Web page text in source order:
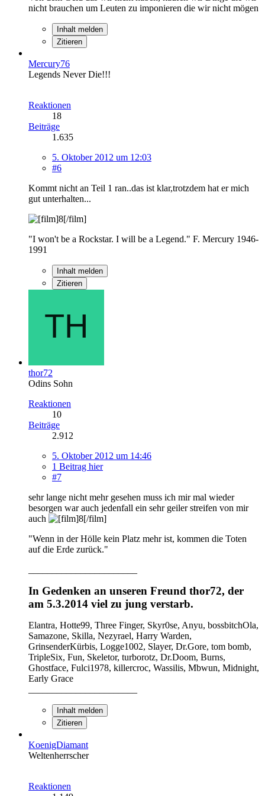
nicht brauchen um Leuten zu imponieren die wir nicht mögen
Inhalt melden
Zitieren
Mercury76
Legends Never Die!!!
Reaktionen
18
Beiträge
1.635
5. Oktober 2012 um 12:03
#6
Kommt nicht an Teil 1 ran..das ist klar,trotzdem hat er mich
gut unterhalten...
"I won't be a Rockstar. I will be a Legend." F. Mercury 1946-
1991
Inhalt melden
Zitieren
thor72
Odins Sohn
Reaktionen
10
Beiträge
2.912
5. Oktober 2012 um 14:46
1 Beitrag hier
#7
sehr lange nicht mehr gesehen muss ich mir mal wieder
besorgen war auch jedenfall ein sehr geiler streifen von mir
auch
"Wenn in der Hölle kein Platz mehr ist, kommen die Toten
auf die Erde zurück."
In Gedenken an unseren Freund thor72, der
am 5.3.2014 viel zu jung verstarb.
Elantra, Hotte99, Three Finger, Skyr0se, Anyu, bossbitchOla,
Samazone, Skilla, Nezyrael, Harry Warden,
GrinsenderKürbis, Logge1002, Slayer, Dr.Gore, tom bomb,
TripleSix, Fun, Skeletor, turborotz, Dr.Doom, Burns,
Ghostface, Fulci1978, killercroc, Wassilis, Mbwun, Midnight,
Early Grace
Inhalt melden
Zitieren
KoenigDiamant
Weltenherrscher
Reaktionen